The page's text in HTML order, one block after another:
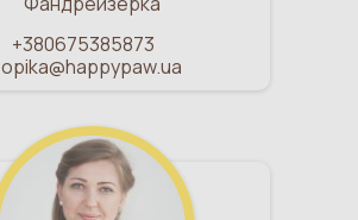
+380675385873
opika@happypaw.ua